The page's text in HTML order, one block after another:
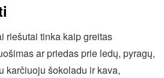
riešutai tinka kaip greitas
ar priedas prie ledų, pyragų,
karčiuoju šokoladu ir kava,